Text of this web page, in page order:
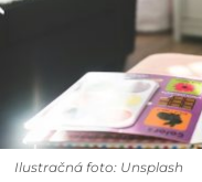
Ilustračná foto: Unsplash